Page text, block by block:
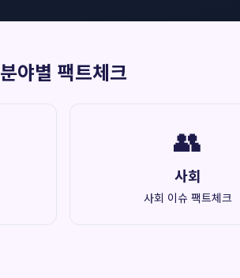
분야별 팩트체크
👥
사회
사회 이슈 팩트체크